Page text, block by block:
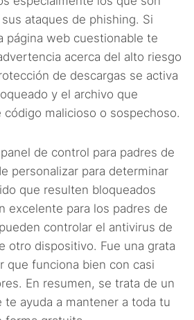
ataques de phishing. Si
página web cuestionable te
acerca del alto riesgo
de descargas se activa
y el archivo que
código malicioso o sospechoso.
de control para padres de
personalizar para determinar
que resulten bloqueados
excelente para los padres de
controlar el antivirus de
otro dispositivo. Fue una grata
que funciona bien con casi
En resumen, se trata de un
te ayuda a mantener a toda tu